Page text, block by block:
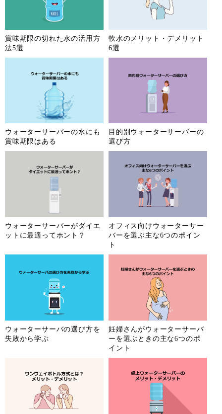
賞味期限の切れた水の活用方
法5選
軟水のメリット・デメリット
6選
ウォーターサーバーの水にも
賞味期限はある
目的別ウォーターサーバーの
選び方
ウォーターサーバーがダイエ
ットに最適ってホント？
オフィス向けウォーターサー
バーを選ぶ主な6つのポイン
ト
ウォーターサーバの選び方を
失敗から学ぶ
妊婦さんがウォーターサーバ
ーを選ぶときの主な6つのポ
イント